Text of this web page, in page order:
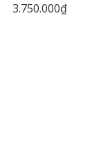
3.750.000₫